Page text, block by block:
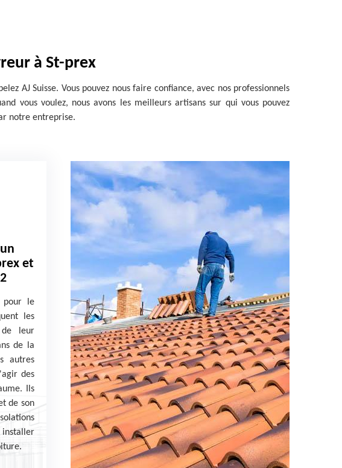
à St-prex
AJ Suisse. Vous pouvez nous faire confiance, avec nos professionnels
vous voulez, nous avons les meilleurs artisans sur qui vous pouvez
notre entreprise.
et
pour le
les
leur
de la
autres
des
Ils
de son
installer